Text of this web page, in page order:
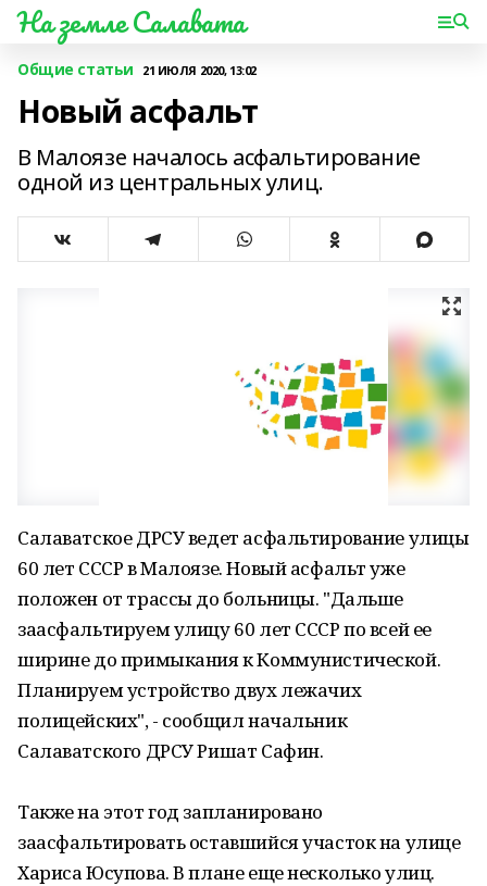
На земле Салавата
Общие статьи 21 ИЮЛЯ 2020, 13:02
Новый асфальт
В Малоязе началось асфальтирование
одной из центральных улиц.
Салаватское ДРСУ ведет асфальтирование улицы
60 лет СССР в Малоязе. Новый асфальт уже
положен от трассы до больницы. "Дальше
заасфальтируем улицу 60 лет СССР по всей ее
ширине до примыкания к Коммунистической.
Планируем устройство двух лежачих
полицейских", - сообщил начальник
Салаватского ДРСУ Ришат Сафин.
Также на этот год запланировано
заасфальтировать оставшийся участок на улице
Хариса Юсупова. В плане еще несколько улиц.